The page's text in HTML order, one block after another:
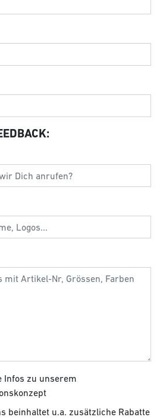
Infos zu unserem
beinhaltet u.a. zusätzliche Rabatte